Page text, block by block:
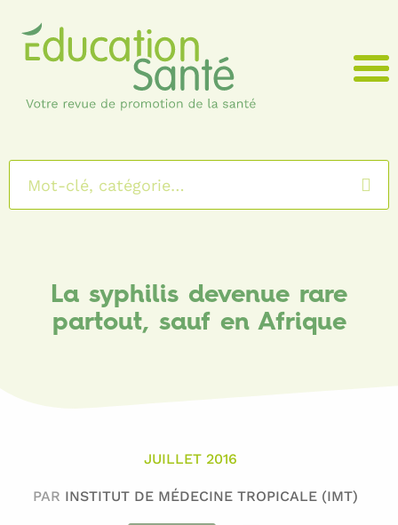
Menu
La syphilis devenue rare
partout, sauf en Afrique
JUILLET 2016
PAR INSTITUT DE MÉDECINE TROPICALE (IMT)